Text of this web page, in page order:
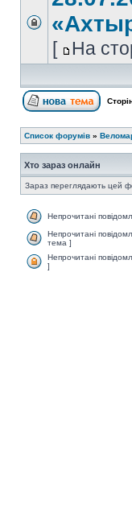
[ На
Список форумів »
Хто зараз онлайн
Зараз переглядають цей
Непрочитані
Непрочитані
тема ]
Непрочитані
]